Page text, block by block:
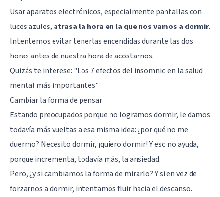
Usar aparatos electrónicos, especialmente pantallas con
luces azules, atrasa la hora en la que nos vamos a dormir.
Intentemos evitar tenerlas encendidas durante las dos
horas antes de nuestra hora de acostarnos.
Quizás te interese: "Los 7 efectos del insomnio en la salud
mental más importantes"
Cambiar la forma de pensar
Estando preocupados porque no logramos dormir, le damos
todavía más vueltas a esa misma idea: ¿por qué no me
duermo? Necesito dormir, ¡quiero dormir! Y eso no ayuda,
porque incrementa, todavía más, la ansiedad.
Pero, ¿y si cambiamos la forma de mirarlo? Y si en vez de
forzarnos a dormir, intentamos fluir hacia el descanso.